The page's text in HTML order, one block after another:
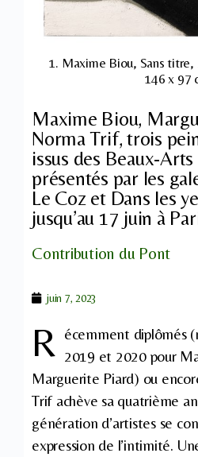
1. Maxime Biou, Sans
146 x 97
Maxime Biou,
Norma Trif, trois
issus des Beaux-
présentés par les
Le Coz et Dans les
jusqu’au 17 juin à
Contribution du Pont
juin 7, 2023
R écemment diplômés
2019 et 2020 pour
Marguerite Piard) ou
Trif achève sa quatrième
génération d’artistes se
expression de l’intimité.